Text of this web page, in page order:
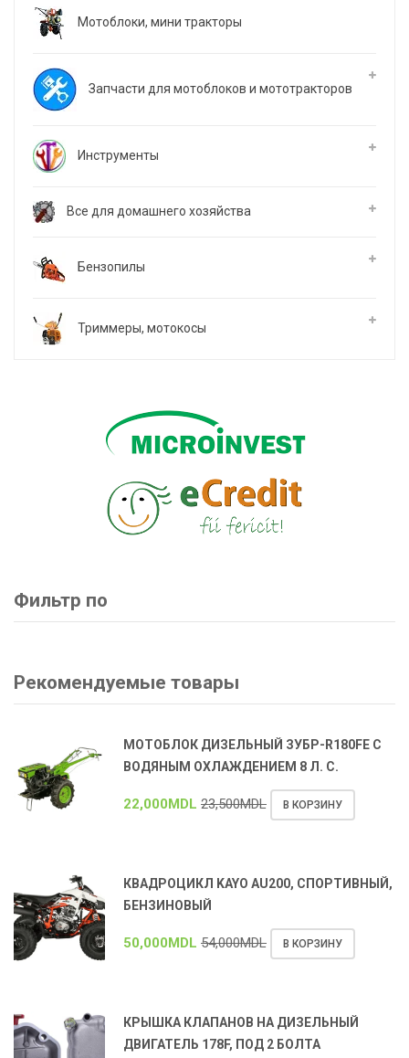
Мотоблоки, мини тракторы
Запчасти для мотоблоков и мототракторов
Инструменты
Все для домашнего хозяйства
Бензопилы
Триммеры, мотокосы
Фильтр по
Рекомендуемые товары
МОТОБЛОК ДИЗЕЛЬНЫЙ ЗУБР-R180FE С
ВОДЯНЫМ ОХЛАЖДЕНИЕМ 8 Л. С.
22,000MDL 23,500MDL В КОРЗИНУ
КВАДРОЦИКЛ KAYO AU200, СПОРТИВНЫЙ,
БЕНЗИНОВЫЙ
50,000MDL 54,000MDL В КОРЗИНУ
КРЫШКА КЛАПАНОВ НА ДИЗЕЛЬНЫЙ
ДВИГАТЕЛЬ 178F, ПОД 2 БОЛТА